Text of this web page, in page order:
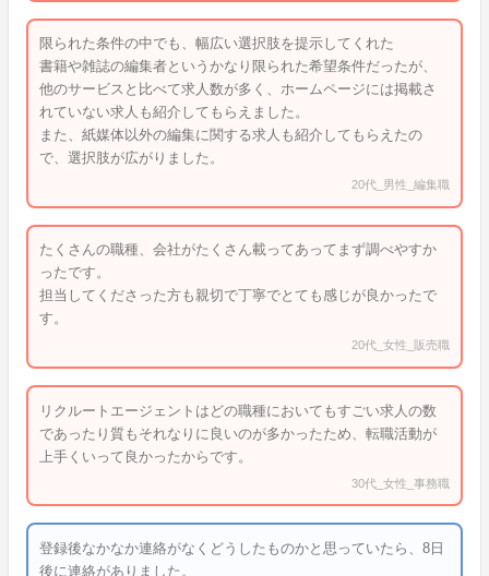
限られた条件の中でも、幅広い選択肢を提示してくれた
書籍や雑誌の編集者というかなり限られた希望条件だったが、
他のサービスと比べて求人数が多く、ホームページには掲載さ
れていない求人も紹介してもらえました。
また、紙媒体以外の編集に関する求人も紹介してもらえたの
で、選択肢が広がりました。
20代_男性_編集職
たくさんの職種、会社がたくさん載ってあってまず調べやすか
ったです。
担当してくださった方も親切で丁寧でとても感じが良かったで
す。
20代_女性_販売職
リクルートエージェントはどの職種においてもすごい求人の数
であったり質もそれなりに良いのが多かったため、転職活動が
上手くいって良かったからです。
30代_女性_事務職
登録後なかなか連絡がなくどうしたものかと思っていたら、8日
後に連絡がありました。